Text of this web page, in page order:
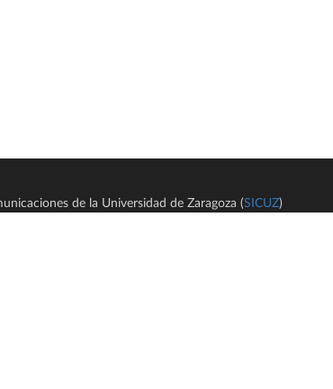
de la Universidad de Zaragoza (SICUZ)